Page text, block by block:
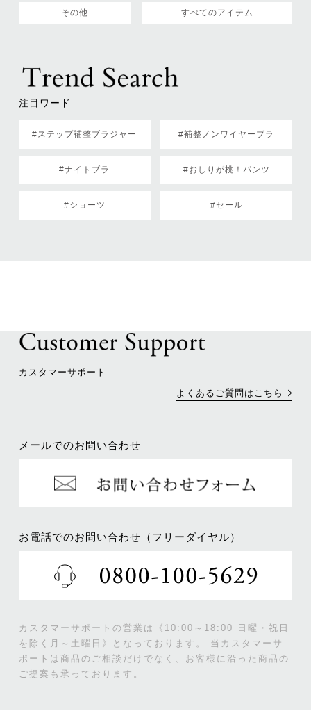
その他 すべてのアイテム
注目ワード
#ステップ補整ブラジャー #補整ノンワイヤーブラ
#ナイトブラ #おしりが桃！パンツ
#ショーツ #セール
カスタマーサポート
よくあるご質問はこちら
メールでのお問い合わせ
お電話でのお問い合わせ（フリーダイヤル）
カスタマーサポートの営業は《10:00～18:00 日曜・祝日
を除く月～土曜日》となっております。
当カスタマーサ
ポートは商品のご相談だけでなく、お客様に沿った商品の
ご提案も承っております。